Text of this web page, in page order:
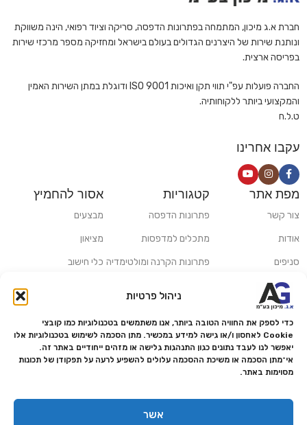
ניהול פרטיות
כדי לספק את החוויה הטובה ביותר, אנו משתמשים בטכנולוגיות כמו קובצי
Cookie לאחסון ו/או גישה למידע במכשיר. מתן הסכמה לשימוש בטכנולוגיות אלו
יאפשר לנו לעבד נתונים כגון התנהגות גלישה או מזהים ייחודיים באתר זה.
אי־מתן הסכמה או משיכת ההסכמה עלולים להשפיע לרעה על תפקודן של תכונות
מסוימות באתר.
אשר
חברת א.ג מיכון, המתמחה בפתרונות הדפסה, סריקה וציוד רפואי, הינה משווקת
ונותנת שירות של היצרנים הגדולים בעולם בישראל ומחזיקה מספר מרכזי שירות
בפריסה ארצית.
החברה פועלות עפ"י תווי תקן ואיכות ISO 9001 ודוגלת במתן השירות האמין
והמקצועי ביותר ללקוחותיה.
ט.ל.ח
עקבו אחרינו
מפת אתר
צור קשר
אודות
סניפים
משלוחים ואיסוף עצמי
מדריכים ומאמרים
מותגים
מעבדת תיקונים
הצהרת נגישות
מדיניות פרטיות
קטגוריות
פתרונות הדפסה
מתכלים למדפסות
פתרונות הקרנה ומולטימדיה
פתרונות למגזר הרפואי
אסור להחמיץ
מבצעים
מציאון
כלי חישוב